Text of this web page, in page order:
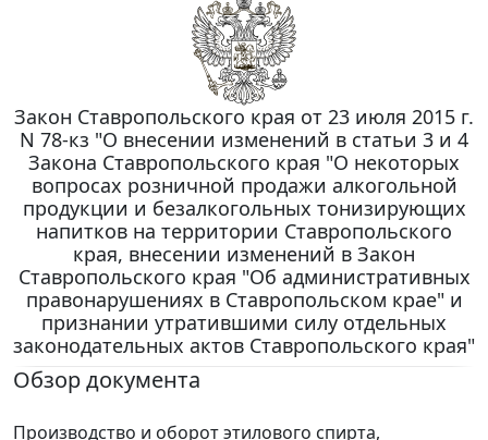
Закон Ставропольского края от 23 июля 2015 г.
N 78-кз "О внесении изменений в статьи 3 и 4
Закона Ставропольского края "О некоторых
вопросах розничной продажи алкогольной
продукции и безалкогольных тонизирующих
напитков на территории Ставропольского
края, внесении изменений в Закон
Ставропольского края "Об административных
правонарушениях в Ставропольском крае" и
признании утратившими силу отдельных
законодательных актов Ставропольского края"
Обзор документа
Производство и оборот этилового спирта,